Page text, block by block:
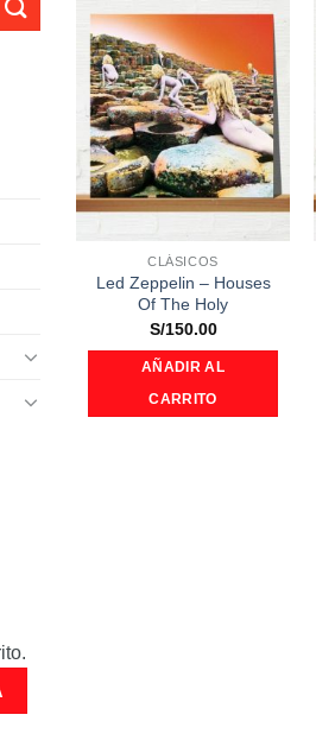
a la
lista de
deseos
CLÁSICOS
Led Zeppelin ‎– Houses
Of The Holy
S/150.00
AÑADIR AL
CARRITO